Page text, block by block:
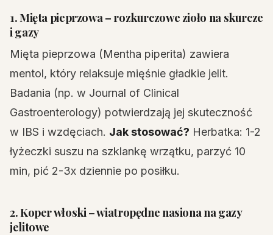
1. Mięta pieprzowa – rozkurczowe zioło na skurcze
i gazy
Mięta pieprzowa (Mentha piperita) zawiera
mentol, który relaksuje mięśnie gładkie jelit.
Badania (np. w Journal of Clinical
Gastroenterology) potwierdzają jej skuteczność
w IBS i wzdęciach. Jak stosować? Herbatka: 1-2
łyżeczki suszu na szklankę wrzątku, parzyć 10
min, pić 2-3x dziennie po posiłku.
2. Koper włoski – wiatropędne nasiona na gazy
jelitowe